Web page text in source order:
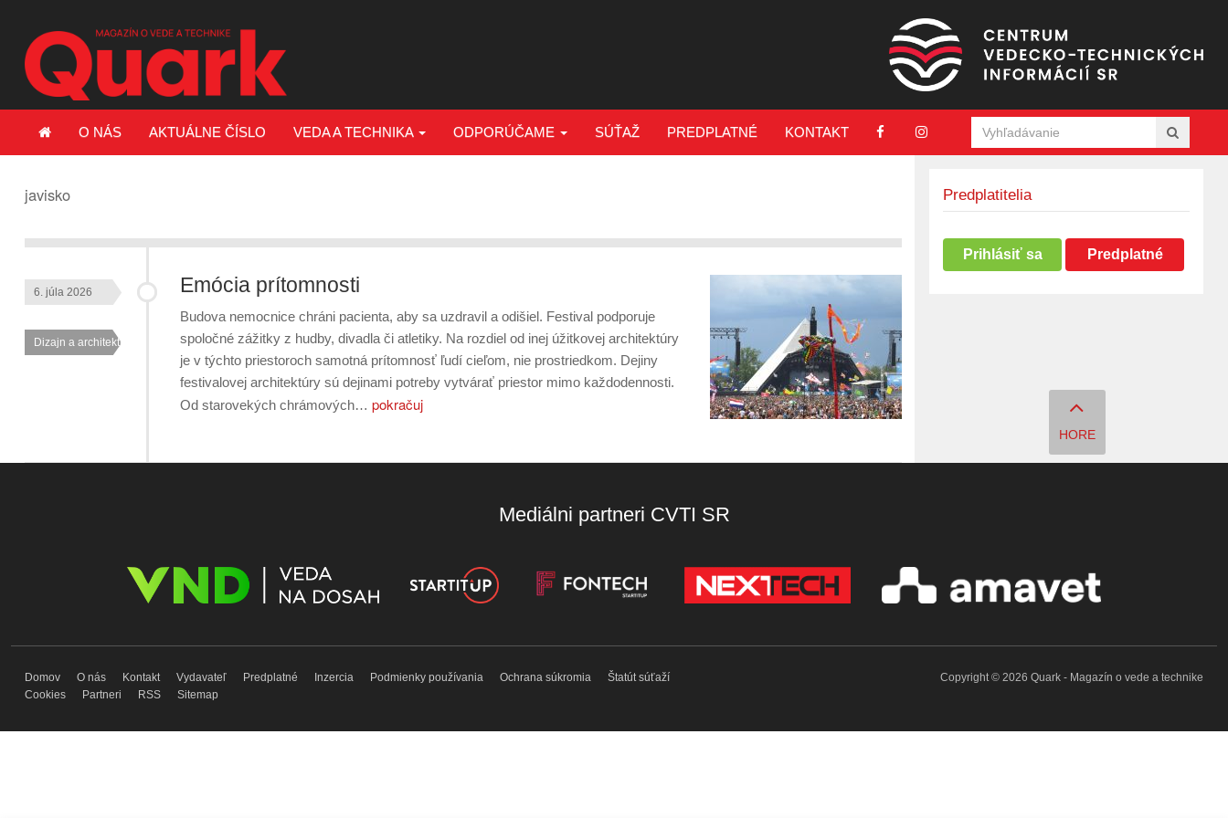
O NÁS AKTUÁLNE ČÍSLO VEDA A TECHNIKA ODPORÚČAME SÚŤAŽ PREDPLATNÉ KONTAKT
javisko
Emócia prítomnosti
6. júla 2026
Dizajn a architektúra
Budova nemocnice chráni pacienta, aby sa uzdravil a odišiel. Festival podporuje
spoločné zážitky z hudby, divadla či atletiky. Na rozdiel od inej úžitkovej architektúry
je v týchto priestoroch samotná prítomnosť ľudí cieľom, nie prostriedkom. Dejiny
festivalovej architektúry sú dejinami potreby vytvárať priestor mimo každodennosti.
Od starovekých chrámových… pokračuj
Predplatitelia
Prihlásiť sa Predplatné
HORE
Mediálni partneri CVTI SR
Domov O nás Kontakt Vydavateľ Predplatné Inzercia Podmienky používania Ochrana súkromia
Štatút súťaží
Cookies
Partneri RSS Sitemap
Copyright © 2026 Quark - Magazín o vede a technike